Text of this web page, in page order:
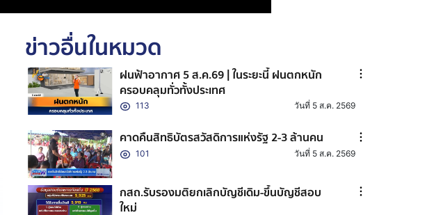
ข่าวอื่นในหมวด
ฝนฟ้าอากาศ 5 ส.ค.69 | ในระยะนี้ ฝนตกหนัก
ครอบคลุมทั่วทั้งประเทศ
113 วันที่ 5 ส.ค. 2569
คาดคืนสิทธิบัตรสวัสดิการแห่งรัฐ 2-3 ล้านคน
101 วันที่ 5 ส.ค. 2569
กสถ.รับรองมติยกเลิกบัญชีเดิม-ขึ้นบัญชีสอบ
ใหม่